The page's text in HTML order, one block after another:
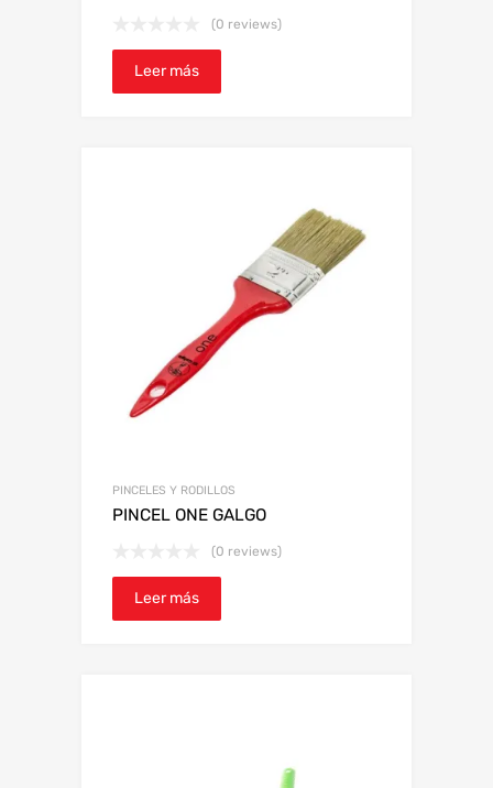
(0 reviews)
Leer más
PINCELES Y RODILLOS
PINCEL ONE GALGO
(0 reviews)
Leer más